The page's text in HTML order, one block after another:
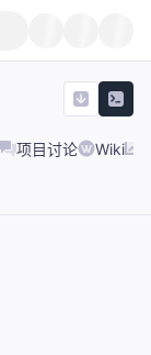
项目讨论 Wiki